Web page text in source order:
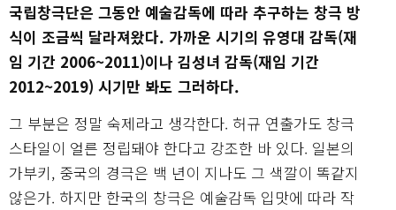
국립창극단은 그동안 예술감독에 따라 추구하는 창극 방
식이 조금씩 달라져왔다. 가까운 시기의 유영대 감독(재
임 기간 2006~2011)이나 김성녀 감독(재임 기간
2012~2019) 시기만 봐도 그러하다.
그 부분은 정말 숙제라고 생각한다. 허규 연출가도 창극
스타일이 얼른 정립돼야 한다고 강조한 바 있다. 일본의
가부키, 중국의 경극은 백 년이 지나도 그 색깔이 똑같지
않은가. 하지만 한국의 창극은 예술감독 입맛에 따라 작